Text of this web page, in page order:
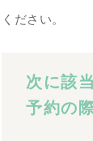
ください。
次に該
予約の